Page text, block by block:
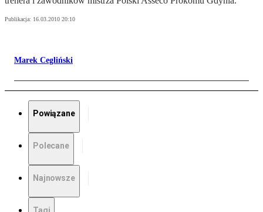
Publikacja: 16.03.2010 20:10
Marek Cegliński
Powiązane
Polecane
Najnowsze